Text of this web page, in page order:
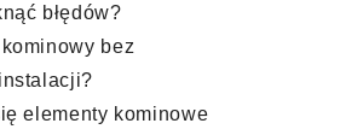
błędów?
bez
elementy kominowe